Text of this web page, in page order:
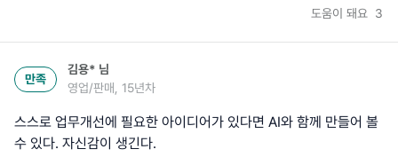
도움이 돼요 3
만족
김용* 님
영업/판매, 15년차
스스로 업무개선에 필요한 아이디어가 있다면 AI와 함께 만들어 볼
수 있다. 자신감이 생긴다.